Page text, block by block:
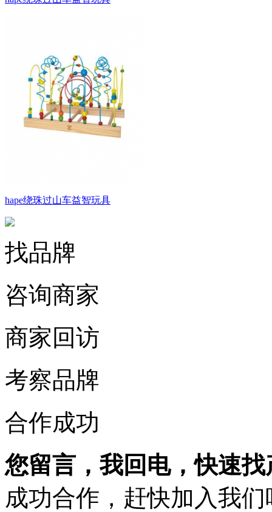
hape绕珠过山车益智玩具
找品牌
咨询商家
商家回访
考察品牌
合作成功
您留言，我回电，快速找
成功合作，赶快加入我们